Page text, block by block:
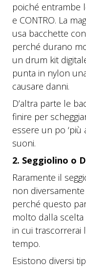
poiché entrambe
e CONTRO. La
usa bacchette
perché durano
un drum kit
punta in nylon
causare danni.
D’altra parte le
finire per
essere un po
suoni.
2. Seggiolino o
Raramente il
non
perché questo
molto dalla
in cui trascorrerai
tempo.
Esistono diversi